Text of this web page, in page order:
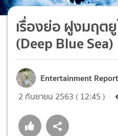
เรื่องย่อ ฝูงมฤต
(Deep Blue Sea)
Entertainment
2 กันยายน 2563 ( 12:45 )